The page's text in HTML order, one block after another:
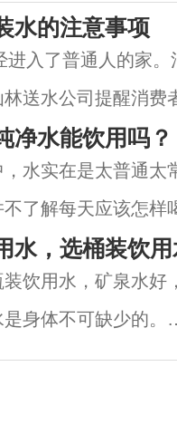
水的注意事项
入了普通人的家。
送水公司提醒消费
购桶装水时，应选
净水能饮用吗？
水实在是太普通太
了解每天应该怎样
这直接影响到我们
的一件事，隔夜的纯
水，选桶装饮
饮用水，矿泉水好
身体不可缺少的。
能喝水。从这句话